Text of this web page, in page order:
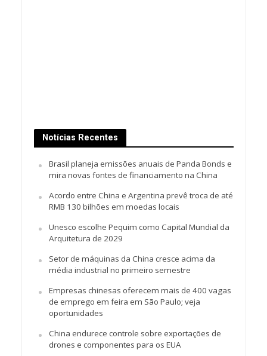
Notícias Recentes
Brasil planeja emissões anuais de Panda Bonds e
mira novas fontes de financiamento na China
Acordo entre China e Argentina prevê troca de até
RMB 130 bilhões em moedas locais
Unesco escolhe Pequim como Capital Mundial da
Arquitetura de 2029
Setor de máquinas da China cresce acima da
média industrial no primeiro semestre
Empresas chinesas oferecem mais de 400 vagas
de emprego em feira em São Paulo; veja
oportunidades
China endurece controle sobre exportações de
drones e componentes para os EUA